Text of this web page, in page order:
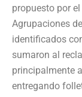
propuesto por
Agrupaciones
identificados
sumaron al
principalmente
entregando